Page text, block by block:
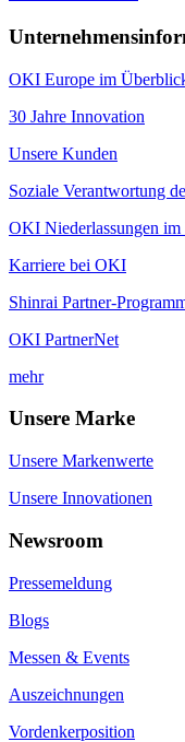
OKI Europe im
30 Jahre Innovation
Unsere Kunden
Soziale Verantwortung
OKI Niederlassungen
Karriere bei OKI
Shinrai Partner-
OKI PartnerNet
mehr
Unsere Marke
Unsere Markenwerte
Unsere Innovationen
Newsroom
Pressemeldung
Blogs
Messen & Events
Auszeichnungen
Vordenkerposition